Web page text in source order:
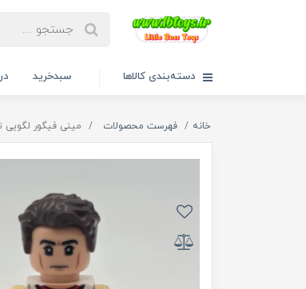
دسته‌بندی کالاها سبدخرید
خانه فهرست محصولات مینی فیگور لگویی